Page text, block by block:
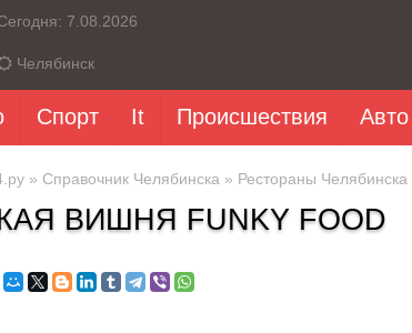
7.08.2026
Челябинск
Спорт It Происшествия Авто
» Справочник Челябинска » Рестораны Челябинска
ВИШНЯ FUNKY FOOD